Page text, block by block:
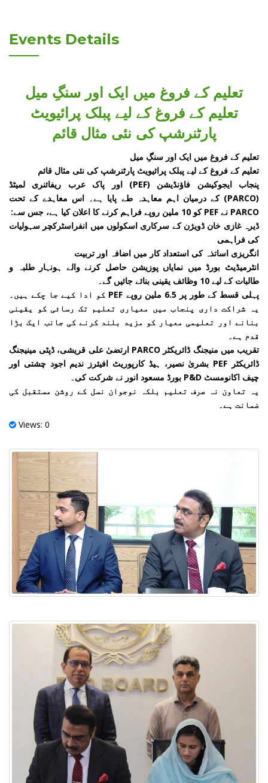
Events Details
تعلیم کے فروغ میں ایک اور سنگِ میل
تعلیم کے فروغ کے لیے پبلک پرائیویٹ
پارٹنرشپ کی نئی مثال قائم
تعلیم کے فروغ میں ایک اور سنگِ میل
تعلیم کے فروغ کے لیے پبلک پرائیویٹ پارٹنرشپ کی نئی مثال قائم
پنجاب ایجوکیشن فاؤنڈیشن (PEF) اور پاک عرب ریفائنری لمیٹڈ
(PARCO) کے درمیان اہم معاہدہ طے پایا ہے۔ اس معاہدے کے تحت
PARCO نے PEF کو 10 ملین روپے فراہم کرنے کا اعلان کیا ہے، جس سے:
ڈیرہ غازی خان ڈویژن کے سرکاری اسکولوں میں انفراسٹرکچر سہولیات
کی فراہمی
انگریزی اساتذہ کی استعداد کار میں اضافہ اور تربیت
انٹرمیڈیٹ بورڈ میں نمایاں پوزیشن حاصل کرنے والے ہونہار طلبہ و
طالبات کے لیے 10 وظائف یقینی بنائے جائیں گے۔
پہلی قسط کے طور پر 6.5 ملین روپے PEF کو ادا کیے جا چکے ہیں۔
یہ شراکت داری پنجاب میں معیاری تعلیم تک رسائی کو یقینی
بنانے اور تعلیمی معیار کو مزید بلند کرنے کی جانب ایک بڑا
قدم ہے۔
تقریب میں منیجنگ ڈائریکٹر PARCO ارتضیٰ علی قریشی، ڈپٹی مینیجنگ
ڈائریکٹر PEF بشریٰ نصیر، ہیڈ کارپوریٹ افیئرز ندیم اجود چشتی اور
چیف اکانومسٹ P&D بورڈ مسعود انور نے شرکت کی۔
یہ تعاون نہ صرف تعلیم بلکہ نوجوان نسل کے روشن مستقبل کی
ضمانت ہے۔
Views: 0